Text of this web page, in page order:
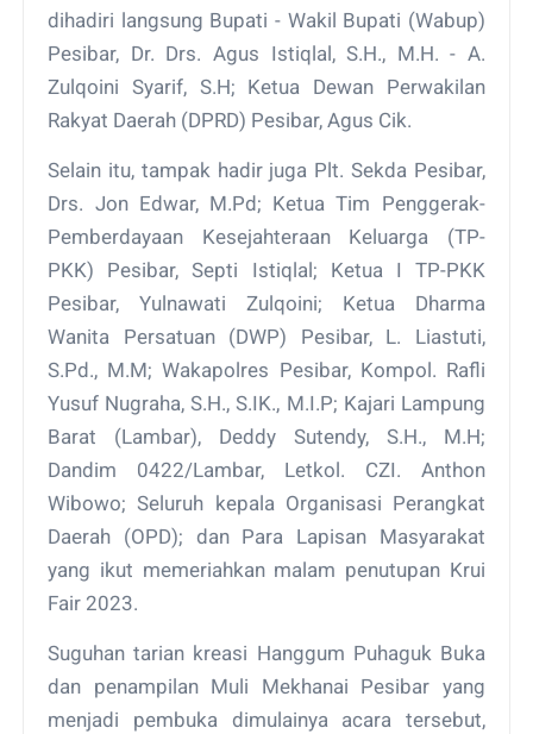
dihadiri langsung Bupati - Wakil Bupati (Wabup)
Pesibar, Dr. Drs. Agus Istiqlal, S.H., M.H. - A.
Zulqoini Syarif, S.H; Ketua Dewan Perwakilan
Rakyat Daerah (DPRD) Pesibar, Agus Cik.
Selain itu, tampak hadir juga Plt. Sekda Pesibar,
Drs. Jon Edwar, M.Pd; Ketua Tim Penggerak-
Pemberdayaan Kesejahteraan Keluarga (TP-
PKK) Pesibar, Septi Istiqlal; Ketua I TP-PKK
Pesibar, Yulnawati Zulqoini; Ketua Dharma
Wanita Persatuan (DWP) Pesibar, L. Liastuti,
S.Pd., M.M; Wakapolres Pesibar, Kompol. Rafli
Yusuf Nugraha, S.H., S.IK., M.I.P; Kajari Lampung
Barat (Lambar), Deddy Sutendy, S.H., M.H;
Dandim 0422/Lambar, Letkol. CZI. Anthon
Wibowo; Seluruh kepala Organisasi Perangkat
Daerah (OPD); dan Para Lapisan Masyarakat
yang ikut memeriahkan malam penutupan Krui
Fair 2023.
Suguhan tarian kreasi Hanggum Puhaguk Buka
dan penampilan Muli Mekhanai Pesibar yang
menjadi pembuka dimulainya acara tersebut,